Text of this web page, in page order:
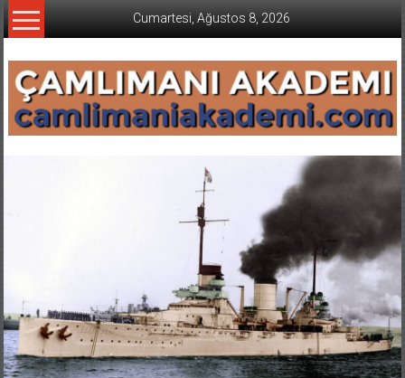
İçeriğe
geç
Cumartesi, Ağustos 8, 2026